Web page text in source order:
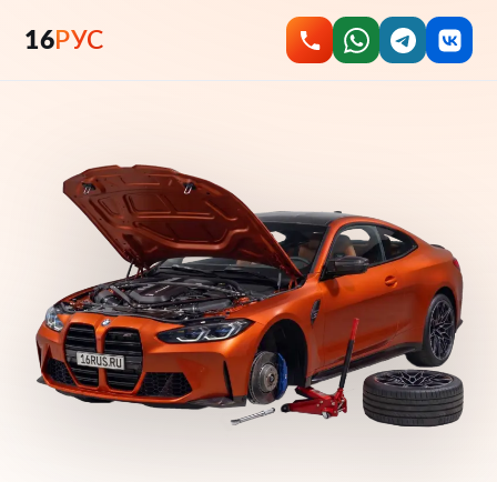
16РУС